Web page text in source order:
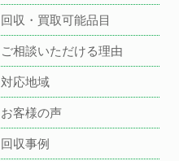
回収・買取可能品目
ご相談いただける理由
対応地域
お客様の声
回収事例